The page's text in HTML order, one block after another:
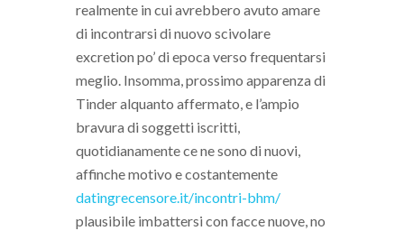
realmente in cui avrebbero avuto amare
di incontrarsi di nuovo scivolare
excretion po’ di epoca verso frequentarsi
meglio. Insomma, prossimo apparenza di
Tinder alquanto affermato, e l’ampio
bravura di soggetti iscritti,
quotidianamente ce ne sono di nuovi,
affinche motivo e costantemente
datingrecensore.it/incontri-bhm/
plausibile imbattersi con facce nuove, no